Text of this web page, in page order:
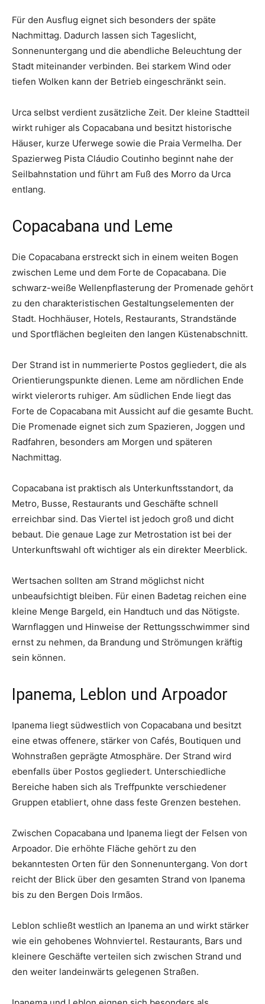
Für den Ausflug eignet sich besonders der späte
Nachmittag. Dadurch lassen sich Tageslicht,
Sonnenuntergang und die abendliche Beleuchtung der
Stadt miteinander verbinden. Bei starkem Wind oder
tiefen Wolken kann der Betrieb eingeschränkt sein.
Urca selbst verdient zusätzliche Zeit. Der kleine Stadtteil
wirkt ruhiger als Copacabana und besitzt historische
Häuser, kurze Uferwege sowie die Praia Vermelha. Der
Spazierweg Pista Cláudio Coutinho beginnt nahe der
Seilbahnstation und führt am Fuß des Morro da Urca
entlang.
Copacabana und Leme
Die Copacabana erstreckt sich in einem weiten Bogen
zwischen Leme und dem Forte de Copacabana. Die
schwarz-weiße Wellenpflasterung der Promenade gehört
zu den charakteristischen Gestaltungselementen der
Stadt. Hochhäuser, Hotels, Restaurants, Strandstände
und Sportflächen begleiten den langen Küstenabschnitt.
Der Strand ist in nummerierte Postos gegliedert, die als
Orientierungspunkte dienen. Leme am nördlichen Ende
wirkt vielerorts ruhiger. Am südlichen Ende liegt das
Forte de Copacabana mit Aussicht auf die gesamte Bucht.
Die Promenade eignet sich zum Spazieren, Joggen und
Radfahren, besonders am Morgen und späteren
Nachmittag.
Copacabana ist praktisch als Unterkunftsstandort, da
Metro, Busse, Restaurants und Geschäfte schnell
erreichbar sind. Das Viertel ist jedoch groß und dicht
bebaut. Die genaue Lage zur Metrostation ist bei der
Unterkunftswahl oft wichtiger als ein direkter Meerblick.
Wertsachen sollten am Strand möglichst nicht
unbeaufsichtigt bleiben. Für einen Badetag reichen eine
kleine Menge Bargeld, ein Handtuch und das Nötigste.
Warnflaggen und Hinweise der Rettungsschwimmer sind
ernst zu nehmen, da Brandung und Strömungen kräftig
sein können.
Ipanema, Leblon und Arpoador
Ipanema liegt südwestlich von Copacabana und besitzt
eine etwas offenere, stärker von Cafés, Boutiquen und
Wohnstraßen geprägte Atmosphäre. Der Strand wird
ebenfalls über Postos gegliedert. Unterschiedliche
Bereiche haben sich als Treffpunkte verschiedener
Gruppen etabliert, ohne dass feste Grenzen bestehen.
Zwischen Copacabana und Ipanema liegt der Felsen von
Arpoador. Die erhöhte Fläche gehört zu den
bekanntesten Orten für den Sonnenuntergang. Von dort
reicht der Blick über den gesamten Strand von Ipanema
bis zu den Bergen Dois Irmãos.
Leblon schließt westlich an Ipanema an und wirkt stärker
wie ein gehobenes Wohnviertel. Restaurants, Bars und
kleinere Geschäfte verteilen sich zwischen Strand und
den weiter landeinwärts gelegenen Straßen.